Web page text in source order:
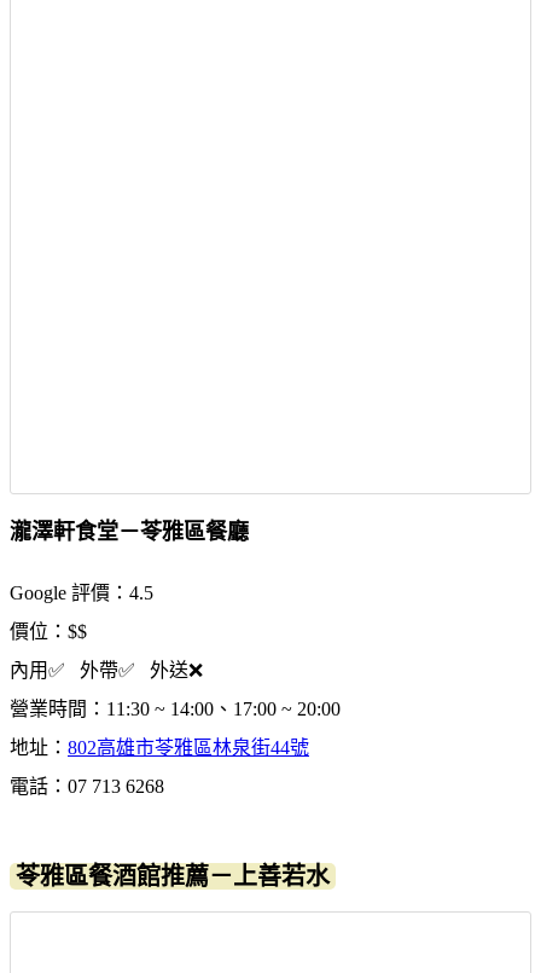
瀧澤軒食堂－苓雅區餐廳
Google 評價：4.5
價位：$$
內用✅ 外帶✅ 外送❌
營業時間：11:30 ~ 14:00、17:00 ~ 20:00
地址： 802高雄市苓雅區林泉街44號
電話：07 713 6268
苓雅區餐酒館推薦－上善若水